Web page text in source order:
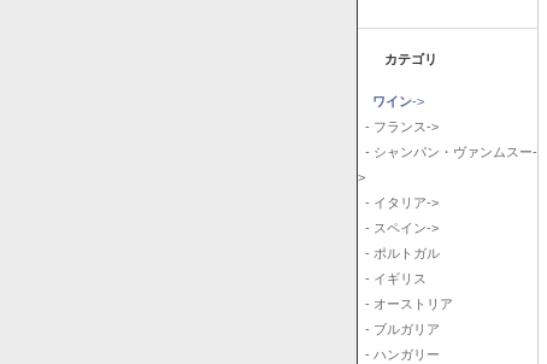
カテゴリ
ワイン->
- フランス->
- シャンパン・ヴァンムスー-
>
- イタリア->
- スペイン->
- ポルトガル
- イギリス
- オーストリア
- ブルガリア
- ハンガリー